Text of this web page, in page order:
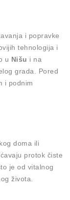
i popravke
tehnologija i
u Nišu i na
grada. Pored
i podnim
doma ili
protok čiste
je od vitalnog
života.